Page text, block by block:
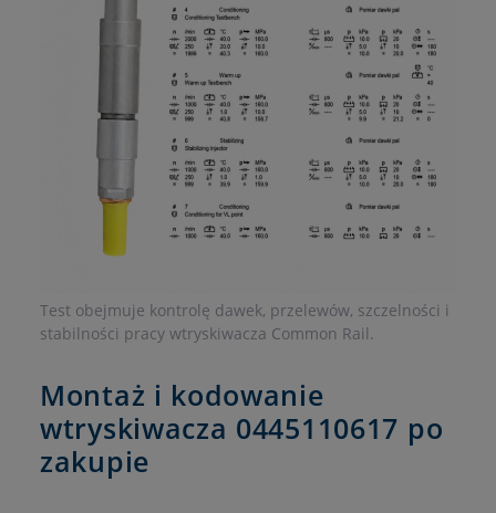
Test obejmuje kontrolę dawek, przelewów, szczelności i
stabilności pracy wtryskiwacza Common Rail.
Montaż i kodowanie
wtryskiwacza 0445110617 po
zakupie